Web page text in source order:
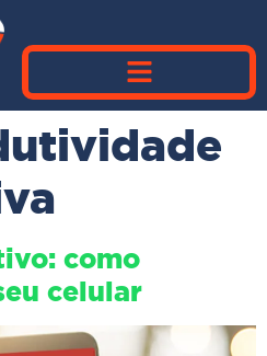
como
celular